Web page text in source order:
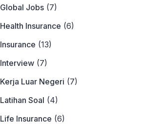
Global Jobs (7)
Health Insurance (6)
Insurance (13)
Interview (7)
Kerja Luar Negeri (7)
Latihan Soal (4)
Life Insurance (6)